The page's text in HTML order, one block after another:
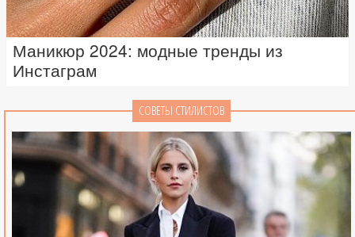
Маникюр 2024: модные тренды из
Инстаграм
СОВЕТЫ СТИЛИСТОВ